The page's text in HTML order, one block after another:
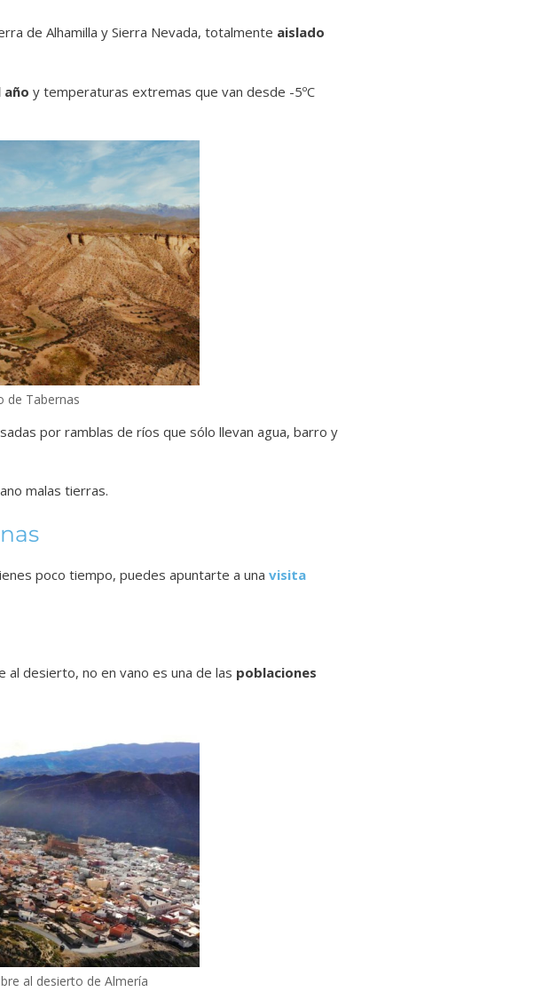
de Alhamilla y Sierra Nevada, totalmente aislado
año y temperaturas extremas que van desde -5ºC
de Tabernas
por ramblas de ríos que sólo llevan agua, barro y
malas tierras.
poco tiempo, puedes apuntarte a una visita
al desierto, no en vano es una de las poblaciones
al desierto de Almería